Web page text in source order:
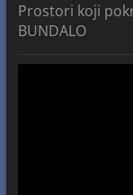
Prostori koji
BUNDALO